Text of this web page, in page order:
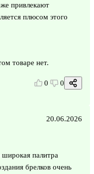
привлекают
плюсом этого
товаре нет.
0 0
20.06.2026
палитра
брелков очень